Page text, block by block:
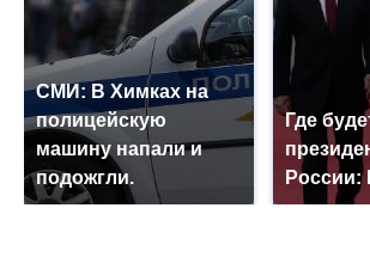
СМИ: В Химках на
полицейскую
машину напали и
подожгли.
Где
России: